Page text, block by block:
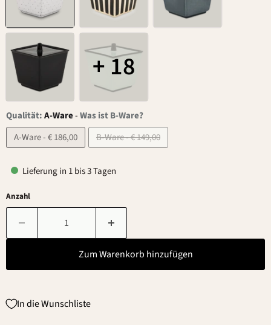
+ 18
Qualität:A-Ware-Was ist B-Ware?
A-Ware - € 186,00
B-Ware - € 149,00
Lieferung in 1 bis 3 Tagen
Anzahl
Zum Warenkorb hinzufügen
In die Wunschliste